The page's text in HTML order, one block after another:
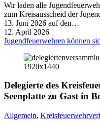
Wir laden alle
zum Kreisausscheid der
13. Juni 2026 auf den…
12. April 2026
Jugendfeuerwehren können
Delegierte des
Seenplatte zu Gast in
Allgemein,